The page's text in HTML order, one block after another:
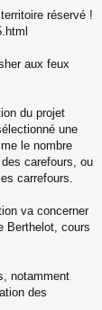
réservé !
aux feux
du projet
une
le nombre
carefours, ou
carrefours.
va concerner
Berthelot, cours
notamment
des